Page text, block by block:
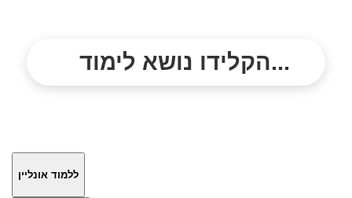
הקלידו נושא לימוד...
ללמוד אונליין